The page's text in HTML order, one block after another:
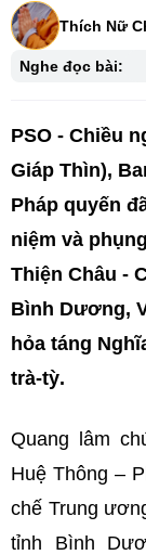
Thích Nữ
Nghe đọc bài:
PSO - Chiều
Giáp Thìn),
Pháp quyến
niệm và
Thiện Châu -
Bình Dương,
hỏa táng
trà-tỳ.
Quang lâm
Huệ Thông –
chế Trung
tỉnh Bình